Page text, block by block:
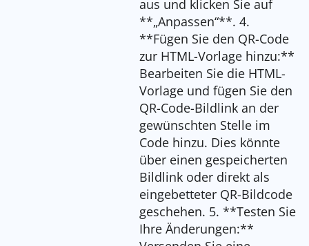
aus und klicken Sie auf
**„Anpassen“**. 4.
**Fügen Sie den QR-Code
zur HTML-Vorlage hinzu:**
Bearbeiten Sie die HTML-
Vorlage und fügen Sie den
QR-Code-Bildlink an der
gewünschten Stelle im
Code hinzu. Dies könnte
über einen gespeicherten
Bildlink oder direkt als
eingebetteter QR-Bildcode
geschehen. 5. **Testen Sie
Ihre Änderungen:**